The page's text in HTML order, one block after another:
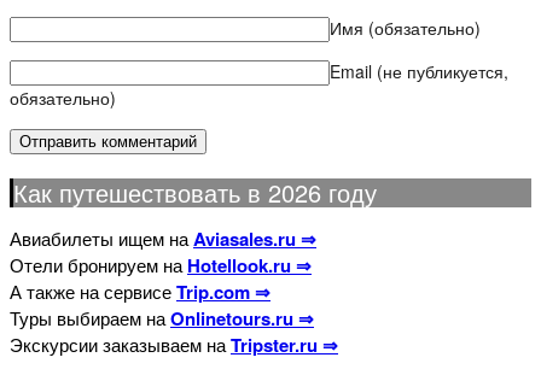
Имя (обязательно)
Email (не публикуется,
обязательно)
Как путешествовать в 2026 году
Авиабилеты ищем наAviasales.ru ⇒
Отели бронируем наHotellook.ru ⇒
А также на сервисеTrip.com ⇒
Туры выбираем наOnlinetours.ru ⇒
Экскурсии заказываем наTripster.ru ⇒